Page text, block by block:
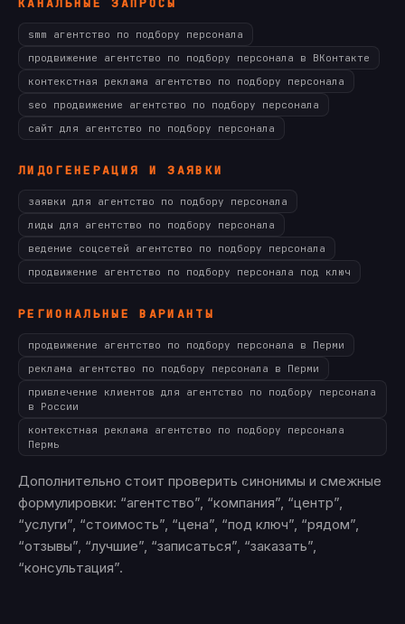
КАНАЛЬНЫЕ ЗАПРОСЫ
smm агентство по подбору персонала
продвижение агентство по подбору персонала в ВКонтакте
контекстная реклама агентство по подбору персонала
seo продвижение агентство по подбору персонала
сайт для агентство по подбору персонала
ЛИДОГЕНЕРАЦИЯ И ЗАЯВКИ
заявки для агентство по подбору персонала
лиды для агентство по подбору персонала
ведение соцсетей агентство по подбору персонала
продвижение агентство по подбору персонала под ключ
РЕГИОНАЛЬНЫЕ ВАРИАНТЫ
продвижение агентство по подбору персонала в Перми
реклама агентство по подбору персонала в Перми
привлечение клиентов для агентство по подбору персонала
в России
контекстная реклама агентство по подбору персонала
Пермь
Дополнительно стоит проверить синонимы и смежные
формулировки: “агентство”, “компания”, “центр”,
“услуги”, “стоимость”, “цена”, “под ключ”, “рядом”,
“отзывы”, “лучшие”, “записаться”, “заказать”,
“консультация”.